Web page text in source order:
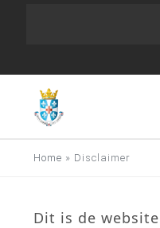
Home » Disclaimer
Dit is de